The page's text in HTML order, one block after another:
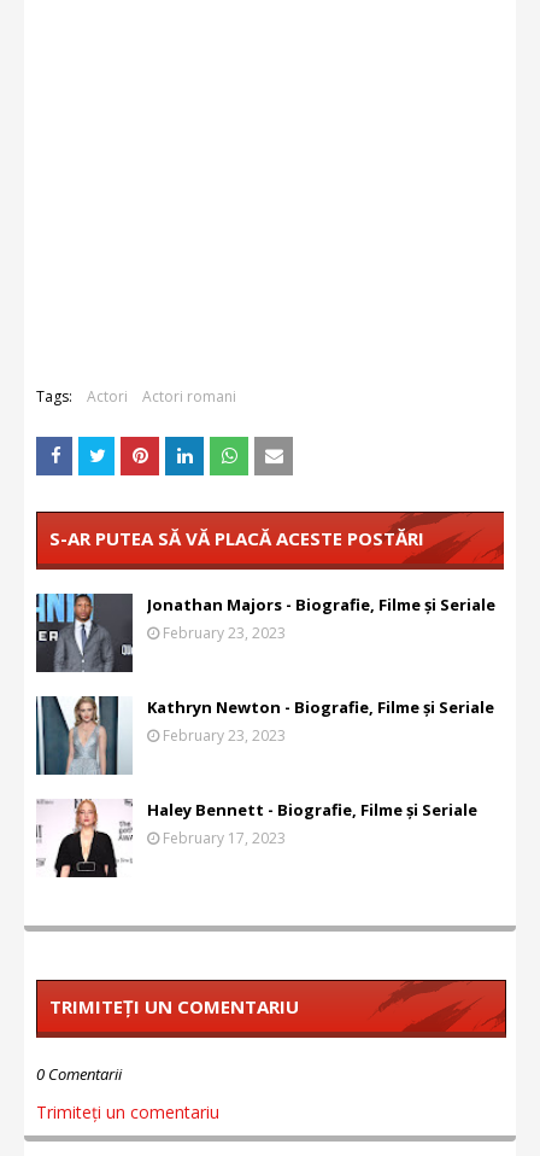
Tags: Actori Actori romani
S-AR PUTEA SĂ VĂ PLACĂ ACESTE POSTĂRI
Jonathan Majors - Biografie, Filme și Seriale
February 23, 2023
Kathryn Newton - Biografie, Filme și Seriale
February 23, 2023
Haley Bennett - Biografie, Filme și Seriale
February 17, 2023
TRIMITEȚI UN COMENTARIU
0 Comentarii
Trimiteți un comentariu